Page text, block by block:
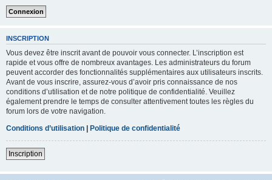
INSCRIPTION
Vous devez être inscrit avant de pouvoir vous connecter. L’inscription est
rapide et vous offre de nombreux avantages. Les administrateurs du forum
peuvent accorder des fonctionnalités supplémentaires aux utilisateurs inscrits.
Avant de vous inscrire, assurez-vous d’avoir pris connaissance de nos
conditions d’utilisation et de notre politique de confidentialité. Veuillez
également prendre le temps de consulter attentivement toutes les règles du
forum lors de votre navigation.
Conditions d’utilisation | Politique de confidentialité
Inscription